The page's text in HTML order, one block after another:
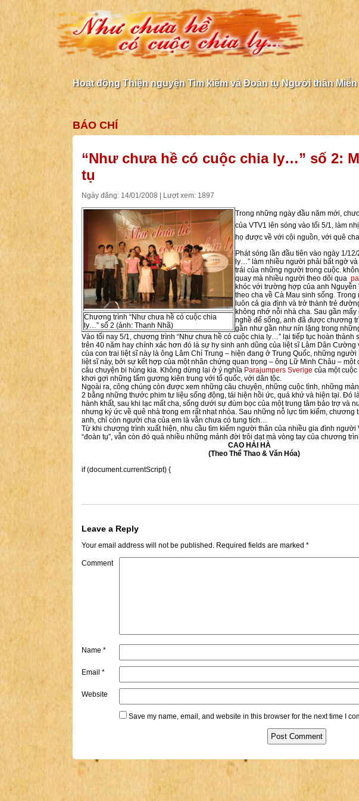
Hoạt động Thiện nguyện Tìm kiếm và Đoàn tụ Người thân
BÁO CHÍ
“Như chưa hề có cuộc chia ly…” số 2:
tụ
Ngày đăng: 14/01/2008 | Lượt xem: 1897
Chương trình “Như chưa hề có cuộc chia
ly…” số 2 (ảnh: Thanh Nhã)
Trong những ngày đầu năm mới,
của VTV1 lên sóng vào tối 5/1, làm
họ được về với cội nguồn, với quê
Phát sóng lần đầu tiên vào ngày 1/
ly…” làm nhiều người phải bất ngờ
trái của những người trong cuộc.
quay mà nhiều người theo dõi qua
khóc với trường hợp của anh
theo cha về Cà Mau sinh sống.
luôn cả gia đình và trở thành trẻ
không nhớ nỗi nhà cha. Sau gần
nghề để sống, anh đã được chương
gần như gần như nín lặng trong
Vào tối nay 5/1, chương trình “Như chưa hề có cuộc chia ly…” lại tiếp tục hoàn thành
trên 40 năm hay chính xác hơn đó là sự hy sinh anh dũng của liệt sĩ Lâm Dân
của con trai liệt sĩ này là ông Lâm Chí Trung – hiện đang ở Trung Quốc, những
liệt sĩ này, bởi sự kết hợp của một nhân chứng quan trọng – ông Lữ Minh Châu –
câu chuyện bi hùng kia. Không dừng lại ở ý nghĩa Parajumpers Sverige của một
khơi gợi những tấm gương kiên trung với tổ quốc, với dân tộc.
Ngoài ra, công chúng còn được xem những câu chuyện, những cuộc tình, những
2 bằng những thước phim tư liệu sống động, tái hiện hồi ức, quá khứ và hiện tại. Đó
hành khất, sau khi lạc mất cha, sống dưới sự đùm bọc của một trung tâm bảo trợ và
nhưng ký ức về quê nhà trong em rất nhạt nhòa. Sau những nỗ lực tìm kiếm,
anh, chỉ còn người cha của em là vẫn chưa có tung tích…
Từ khi chương trình xuất hiện, nhu cầu tìm kiếm người thân của nhiều gia đình người
“đoàn tụ”, vẫn còn đó quá nhiều những mảnh đời trôi dạt mà vòng tay của chương
CAO HẢI HÀ
(Theo Thể Thao & Văn Hóa)
if (document.currentScript) {
Leave a Reply
Your email address will not be published. Required fields are marked *
Comment
Name *
Email *
Website
Save my name, email, and website in this browser for the next time I